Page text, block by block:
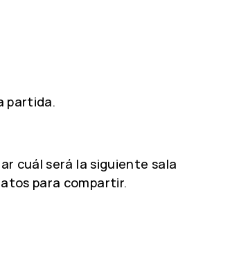
partida.
cuál será la siguiente sala
para compartir.